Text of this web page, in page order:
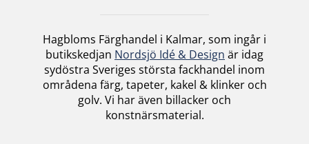
Hagbloms Färghandel i Kalmar, som ingår i
butikskedjan Nordsjö Idé & Design är idag
sydöstra Sveriges största fackhandel inom
områdena färg, tapeter, kakel & klinker och
golv. Vi har även billacker och
konstnärsmaterial.